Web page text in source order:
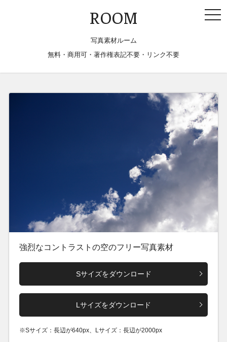
ROOM
写真素材ルーム
無料・商用可・著作権表記不要・リンク不要
強烈なコントラストの空のフリー写真素材
Sサイズをダウンロード
Lサイズをダウンロード
※Sサイズ：長辺が640px、Lサイズ：長辺が2000px